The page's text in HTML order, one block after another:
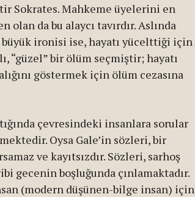
Sokrates. Mahkeme üyelerini en
da bu alaycı tavırdır. Aslında
ironisi ise, hayatı yücelttiği için
“güzel” bir ölüm seçmiştir; hayatı
göstermek için ölüm cezasına
çevresindeki insanlara sorular
Oysa Gale’in sözleri, bir
ve kayıtsızdır. Sözleri, sarhoş
gecenin boşluğunda çınlamaktadır.
(modern düşünen-bilge insan) için